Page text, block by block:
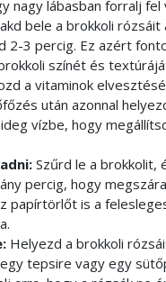
nagy lábasban forralj
bele a brokkoli
2-3 percig. Ez azért
színét és
a vitaminok
után azonnal
vízbe, hogy
Szűrd le a brokkolit,
percig, hogy
papírtörlőt is a
Helyezd a brokkoli
tepsire vagy egy